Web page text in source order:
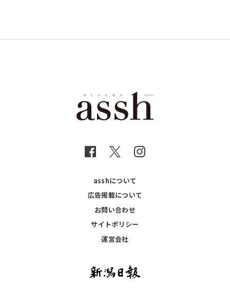
asshについて
広告掲載について
お問い合わせ
サイトポリシー
運営会社